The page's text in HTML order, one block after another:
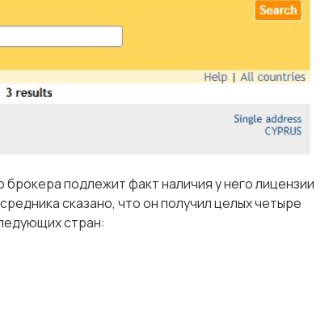
подлежит факт наличия у него лицензии
сказано, что он получил целых четыре
стран: